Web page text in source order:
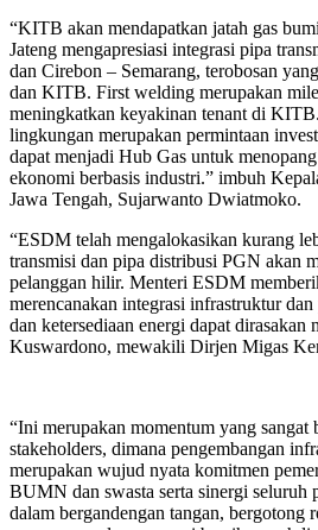
“KITB akan mendapatkan jatah gas
Jateng mengapresiasi integrasi pipa
dan Cirebon – Semarang, terobosan
dan KITB. First welding merupakan
meningkatkan keyakinan tenant di
lingkungan merupakan permintaan
dapat menjadi Hub Gas untuk
ekonomi berbasis industri.” imbuh
Jawa Tengah, Sujarwanto Dwiatmoko.
“ESDM telah mengalokasikan kurang
transmisi dan pipa distribusi PGN akan
pelanggan hilir. Menteri ESDM
merencanakan integrasi infrastruktur
dan ketersediaan energi dapat dirasakan
Kuswardono, mewakili Dirjen Migas
“Ini merupakan momentum yang sangat
stakeholders, dimana pengembangan
merupakan wujud nyata komitmen
BUMN dan swasta serta sinergi seluruh
dalam bergandengan tangan, bergotong